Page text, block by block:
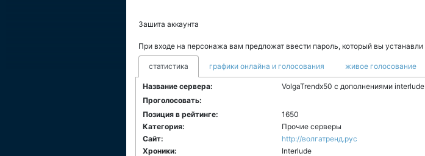
Зашита аккаунта
При входе на персонажа вам предложат ввести пароль, который вы устанавли
статистика графики онлайна и голосования живое голосование
Название сервера:
VolgaTrendx50 с дополнениями interlude
Проголосовать:
Позиция в рейтинге:
1650
Категория:
Прочие серверы
Сайт:
http://волгатренд.рус
Хроники:
Interlude